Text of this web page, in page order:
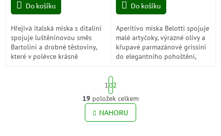
Do košíku
Hřejivá italská miska s ditalini
spojuje luštěninovou směs
Bartolini a drobné těstoviny,
které v polévce krásně
Do košíku
Aperitivo miska Belotti spojuje
malé artyčoky, výrazné olivy a
křupavé parmazánové grissini
do elegantního pohoštění,
O
v
l
S
t
r
á
n
k
1
2
19 položek celkem
NAHORU